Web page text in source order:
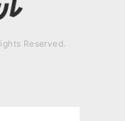
Reserved.